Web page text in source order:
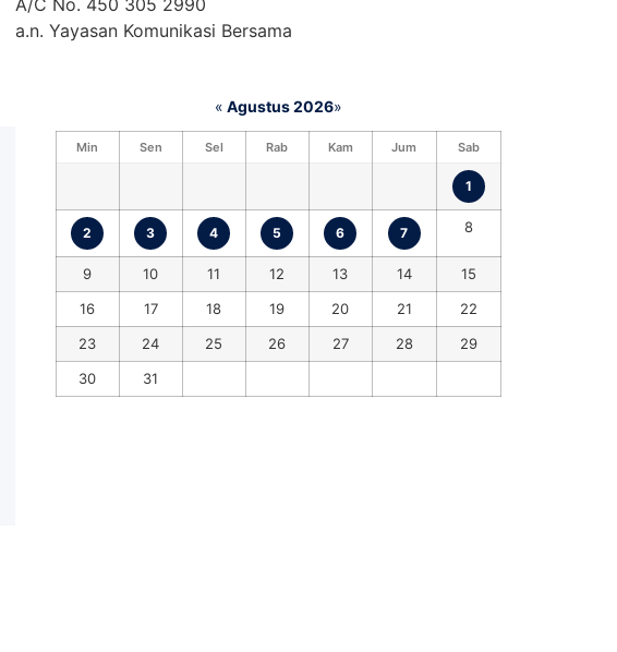
A/C No. 450 305 2990
a.n. Yayasan Komunikasi Bersama
« Agustus 2026»
Min Sen Sel Rab Kam Jum Sab
1
2 3 4 5 6 7 8
9 10 11 12 13 14
15
16
17 18 19 20 21
22
23
24 25 26 27 28
29
30
31